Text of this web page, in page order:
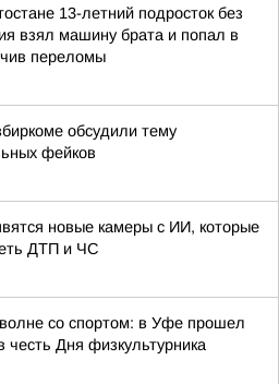
13-летний подросток без
взял машину брата и попал в
переломы
обсудили тему
фейков
новые камеры с ИИ, которые
ДТП и ЧС
со спортом: в Уфе прошел
честь Дня физкультурника